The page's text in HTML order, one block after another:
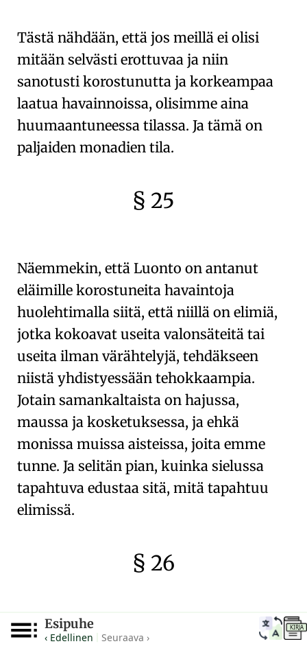
Tästä nähdään, että jos meillä ei olisi
mitään selvästi erottuvaa ja niin
sanotusti korostunutta ja korkeampaa
laatua havainnoissa, olisimme aina
huumaantuneessa tilassa. Ja tämä on
paljaiden monadien tila.
§ 25
Näemmekin, että Luonto on antanut
eläimille korostuneita havaintoja
huolehtimalla siitä, että niillä on elimiä,
jotka kokoavat useita valonsäteitä tai
useita ilman värähtelyjä, tehdäkseen
niistä yhdistyessään tehokkaampia.
Jotain samankaltaista on hajussa,
maussa ja kosketuksessa, ja ehkä
monissa muissa aisteissa, joita emme
tunne. Ja selitän pian, kuinka sielussa
tapahtuva edustaa sitä, mitä tapahtuu
elimissä.
§ 26
Muistitarjoaa sieluille eräänlaisen
Esipuhe
‹ Edellinen Seuraava ›
KIRJA